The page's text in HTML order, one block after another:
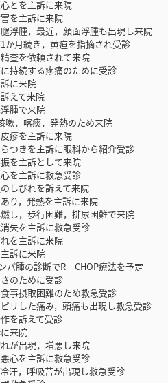
とを主訴に来院
を主訴に来院
浮腫，最近，顔面浮腫も出現し来院
月続き，黄疸を指摘され受診
査を依頼されて来院
持続する疼痛のために受診
に来院
えて来院
腫で来院
，喀痰，発熱のため来院
疹を主訴に来院
つきを主訴に眼科から紹介受診
を主訴として来院
を主訴に救急受診
しびれを訴えて来院
り，発熱を主訴に来院
し，歩行困難，排尿困難で来院
失を主訴に救急受診
を主訴に来院
訴に来院
腫の診断でR―CHOP療法を予定
のために受診
事摂取困難のため救急受診
リした痛み，頭痛も出現し救急受診
を訴えて受診
来院
が出現，増悪し来院
心を主訴に救急受診
汗，呼吸苦が出現し救急受診